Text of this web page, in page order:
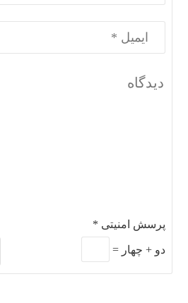
پرسش امنیتی *
دو + چهار =